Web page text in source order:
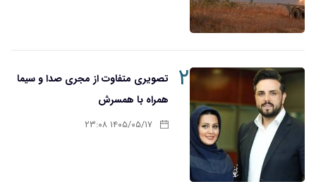
۲
تصویری متفاوت از مجری صدا و سیما
همراه با همسرش
۱۴۰۵/۰۵/۱۷ ۲۳:۰۸